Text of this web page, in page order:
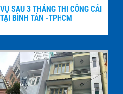
SAU 3 THÁNG THI CÔNG CẢI
BÌNH TÂN -TPHCM